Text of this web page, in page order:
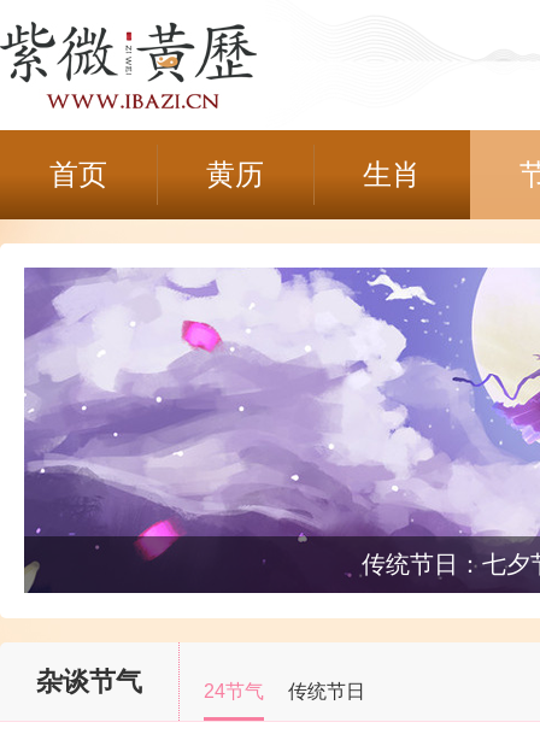
首页 黄历 生肖
传统节日：七夕
杂谈节气 24节气 传统节日